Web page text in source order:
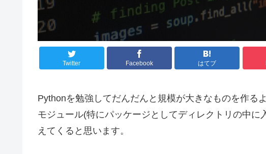
Twitter Facebook はてブ
Pythonを勉強してだんだんと規模が大きなものを作る
モジュール(特にパッケージとしてディレクトリの中
えてくると思います。